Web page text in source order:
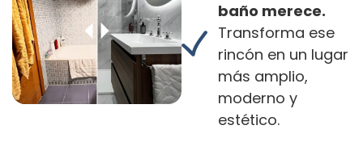
baño merece.
Transforma ese
rincón en un lugar
más amplio,
moderno y
estético.